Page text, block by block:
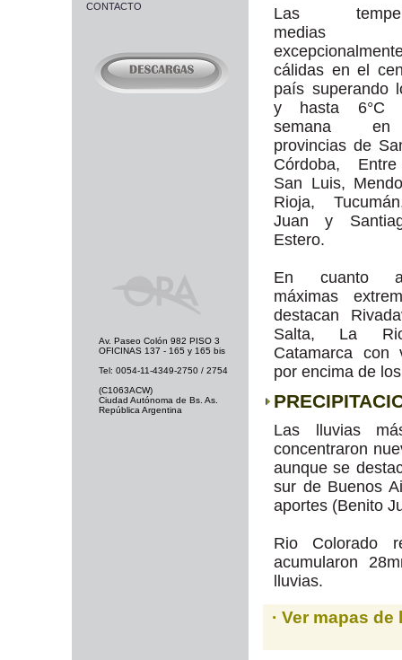
CONTACTO
Las
medias
cálidas en el
país superando
y hasta 6°C
semana
provincias de
Córdoba,
San Luis,
Rioja,
Juan y
Estero.
En cuanto
máximas
destacan
Salta, La
Catamarca con
por encima de
Las lluvias
concentraron
aunque se
sur de Buenos
aportes (Benito
Rio Colorado
acumularon
lluvias.
· Ver mapas
Av. Paseo Colón 982 PISO 3
OFICINAS 137 - 165 y 165 bis
Tel: 0054-11-4349-2750 / 2754
(C1063ACW)
Ciudad Autónoma de Bs. As.
República Argentina